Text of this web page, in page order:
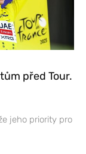
před Tour.
jeho priority pro